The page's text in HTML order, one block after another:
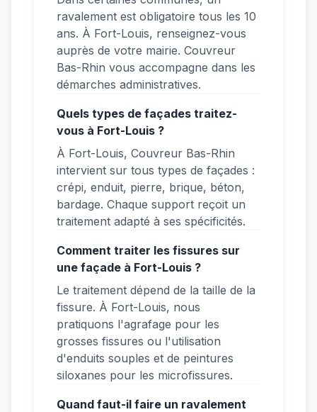
ravalement est obligatoire tous les 10
ans. À Fort-Louis, renseignez-vous
auprès de votre mairie. Couvreur
Bas-Rhin vous accompagne dans les
démarches administratives.
Quels types de façades traitez-
vous à Fort-Louis ?
À Fort-Louis, Couvreur Bas-Rhin
intervient sur tous types de façades :
crépi, enduit, pierre, brique, béton,
bardage. Chaque support reçoit un
traitement adapté à ses spécificités.
Comment traiter les fissures sur
une façade à Fort-Louis ?
Le traitement dépend de la taille de la
fissure. À Fort-Louis, nous
pratiquons l'agrafage pour les
grosses fissures ou l'utilisation
d'enduits souples et de peintures
siloxanes pour les microfissures.
Quand faut-il faire un ravalement